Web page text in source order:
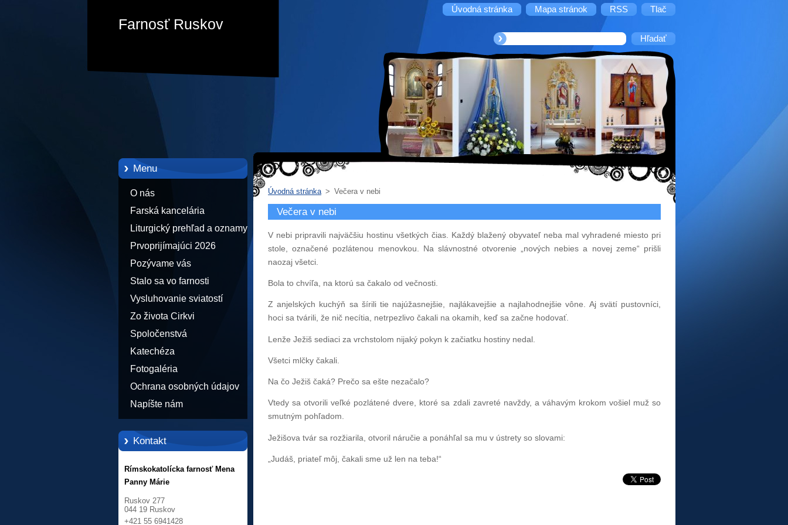
Úvodná stránka Mapa stránok RSS Tlač
Farnosť Ruskov
Menu
O nás
Farská kancelária
Liturgický prehľad a oznamy
Prvoprijímajúci 2026
Pozývame vás
Stalo sa vo farnosti
Vysluhovanie sviatostí
Zo života Cirkvi
Spoločenstvá
Katechéza
Fotogaléria
Ochrana osobných údajov
Napíšte nám
Kontakt
Rímskokatolícka farnosť Mena
Panny Márie
Ruskov 277
044 19 Ruskov
+421 55 6941428
Úvodná stránka > Večera v nebi
Večera v nebi
V nebi pripravili najväčšiu hostinu všetkých čias. Každý blažený obyvateľ neba mal vyhradené miesto pri
stole, označené pozlátenou menovkou. Na slávnostné otvorenie „nových nebies a novej zeme“ prišli
naozaj všetci.
Bola to chvíľa, na ktorú sa čakalo od večnosti.
Z anjelských kuchýň sa šírili tie najúžasnejšie, najlákavejšie a najlahodnejšie vône. Aj svätí pustovníci,
hoci sa tvárili, že nič necítia, netrpezlivo čakali na okamih, keď sa začne hodovať.
Lenže Ježiš sediaci za vrchstolom nijaký pokyn k začiatku hostiny nedal.
Všetci mlčky čakali.
Na čo Ježiš čaká? Prečo sa ešte nezačalo?
Vtedy sa otvorili veľké pozlátené dvere, ktoré sa zdali zavreté navždy, a váhavým krokom vošiel muž so
smutným pohľadom.
Ježišova tvár sa rozžiarila, otvoril náručie a ponáhľal sa mu v ústrety so slovami:
„Judáš, priateľ môj, čakali sme už len na teba!“